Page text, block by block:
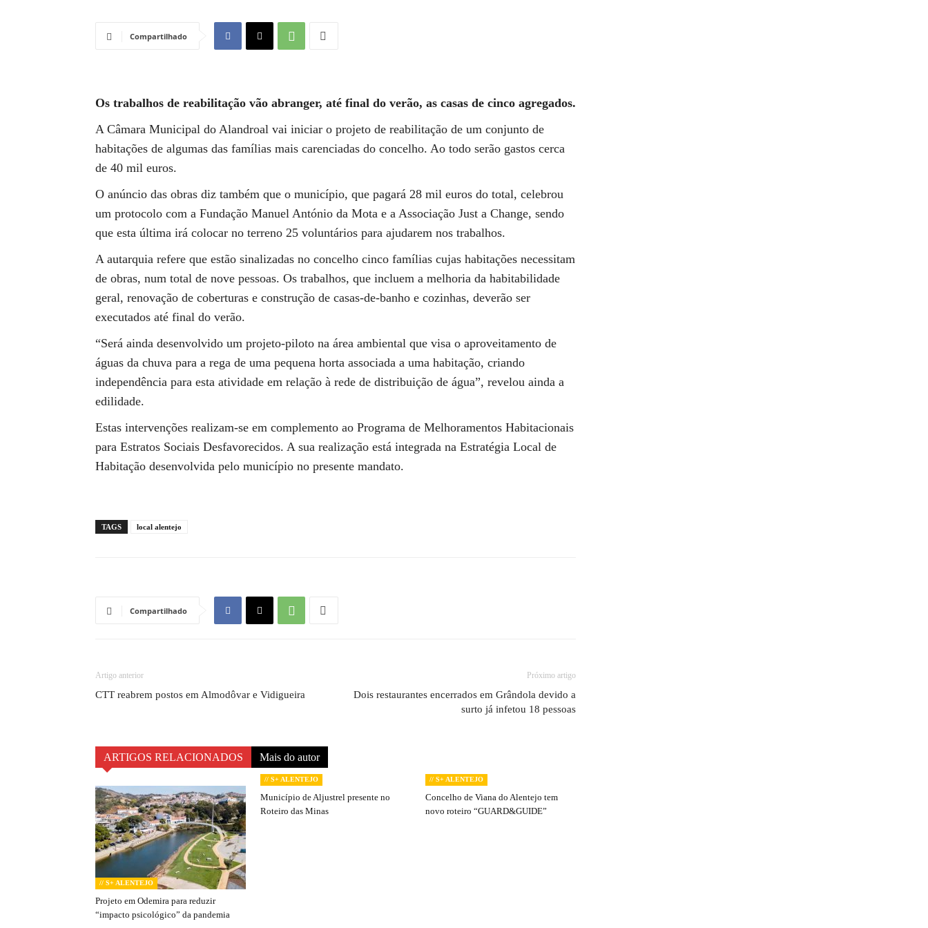
Compartilhado
Os trabalhos de reabilitação vão abranger, até final do verão, as casas de cinco agregados.
A Câmara Municipal do Alandroal vai iniciar o projeto de reabilitação de um conjunto de
habitações de algumas das famílias mais carenciadas do concelho. Ao todo serão gastos cerca
de 40 mil euros.
O anúncio das obras diz também que o município, que pagará 28 mil euros do total, celebrou
um protocolo com a Fundação Manuel António da Mota e a Associação Just a Change, sendo
que esta última irá colocar no terreno 25 voluntários para ajudarem nos trabalhos.
A autarquia refere que estão sinalizadas no concelho cinco famílias cujas habitações necessitam
de obras, num total de nove pessoas. Os trabalhos, que incluem a melhoria da habitabilidade
geral, renovação de coberturas e construção de casas-de-banho e cozinhas, deverão ser
executados até final do verão.
“Será ainda desenvolvido um projeto-piloto na área ambiental que visa o aproveitamento de
águas da chuva para a rega de uma pequena horta associada a uma habitação, criando
independência para esta atividade em relação à rede de distribuição de água”, revelou ainda a
edilidade.
Estas intervenções realizam-se em complemento ao Programa de Melhoramentos Habitacionais
para Estratos Sociais Desfavorecidos. A sua realização está integrada na Estratégia Local de
Habitação desenvolvida pelo município no presente mandato.
TAGS local alentejo
Compartilhado
Artigo anterior
CTT reabrem postos em Almodôvar e Vidigueira
Próximo artigo
Dois restaurantes encerrados em Grândola devido a
surto já infetou 18 pessoas
ARTIGOS RELACIONADOS Mais do autor
// S+ ALENTEJO
Projeto em Odemira para reduzir
“impacto psicológico” da pandemia
// S+ ALENTEJO
Município de Aljustrel presente no
Roteiro das Minas
// S+ ALENTEJO
Concelho de Viana do Alentejo tem
novo roteiro “GUARD&GUIDE”